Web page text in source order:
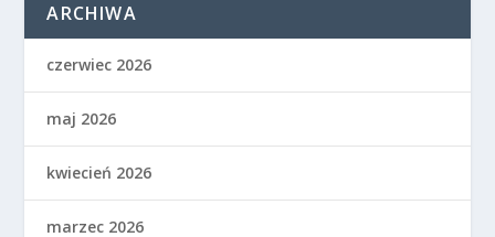
ARCHIWA
czerwiec 2026
maj 2026
kwiecień 2026
marzec 2026